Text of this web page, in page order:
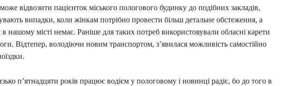
відвозити пацієнток міського пологового будинку до подібних закладів,
випадки, коли жінкам потрібно провести більш детальне обстеження, а
нашому місті немає. Раніше для таких потреб використовували обласні карети
Відтепер, володіючи новим транспортом, з’явилася можливість самостійно
п’ятнадцяти років працює водієм у пологовому і новинці радіє, бо до того в